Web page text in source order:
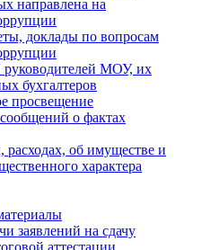
направлена на
доклады по вопросам
МОУ, их
бухгалтеров
просвещение
о фактах
расходах, об имуществе и
характера
заявлений на сдачу